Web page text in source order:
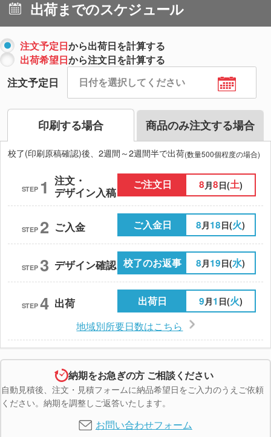
出荷までのスケジュール
注文予定日から出荷日を計算する
出荷希望日から注文日を計算する
注文予定日
印刷する場合 商品のみ注文する場合
校了(印刷原稿確認)後、2週間～2週間半で出荷(数量500個程度の場合)
STEP 1 注文・
デザイン入稿
ご注文日 8 月8日(土)
STEP 2 ご入金 ご入金日 8月18日(火)
STEP 3 デザイン確認 校了のお返事 8月19日(水)
STEP 4 出荷 出荷日 9月1 日(火)
地域別所要日数はこちら
納期をお急ぎの方 ご相談ください
自動見積後、注文・見積フォームに納品希望日をご入力のうえご依頼
ください。納期を調整しご返答いたします。
お問い合わせフォーム